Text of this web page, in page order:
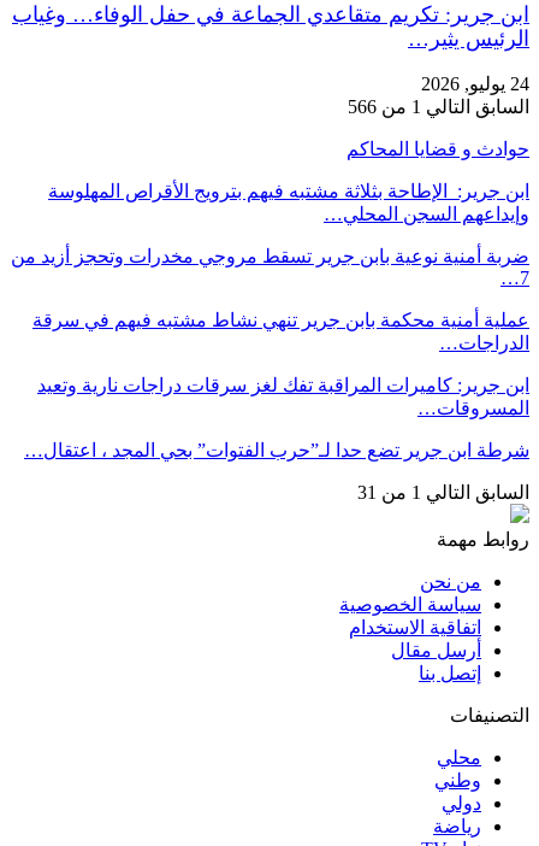
ابن جرير: تكريم متقاعدي الجماعة في حفل الوفاء… وغياب
الرئيس يثير…
24 يوليو, 2026
السابق التالي 1 من 566
حوادث و قضايا المحاكم
ابن جرير: الإطاحة بثلاثة مشتبه فيهم بترويج الأقراص المهلوسة
وإيداعهم السجن المحلي…
ضربة أمنية نوعية بابن جرير تسقط مروجي مخدرات وتحجز أزيد من
7…
عملية أمنية محكمة بابن جرير تنهي نشاط مشتبه فيهم في سرقة
الدراجات…
ابن جرير: كاميرات المراقبة تفك لغز سرقات دراجات نارية وتعيد
المسروقات…
شرطة ابن جرير تضع حدا لـ”حرب الفتوات” بحي المجد ، اعتقال…
السابق التالي 1 من 31
روابط مهمة
من نحن
سياسة الخصوصية
اتفاقية الاستخدام
أرسل مقال
إتصل بنا
التصنيفات
محلي
وطني
دولي
رياضة